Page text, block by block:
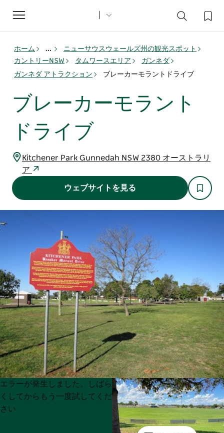
Toggle
navigation
ホーム ...
ニューサウスウェールズ州の観光スポット
カントリーNSW
タムワースエリア
ガンネダ
ガンネダ アトラクション
ブレーカーモラントドライブ
ブレーカーモラント
ドライブ
Kitchener Park Gunnedah NSW 2380 オーストラリ
ア
ウェブサイトを見る
Product
List
Product
List
エラーが発生しました。しばら
くしてからもう一度試してくだ
さい